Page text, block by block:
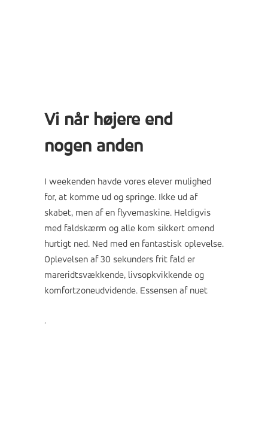
Vi når højere end
nogen anden
I weekenden havde vores elever mulighed
for, at komme ud og springe. Ikke ud af
skabet, men af en flyvemaskine. Heldigvis
med faldskærm og alle kom sikkert omend
hurtigt ned. Ned med en fantastisk oplevelse.
Oplevelsen af 30 sekunders frit fald er
mareridtsvækkende, livsopkvikkende og
komfortzoneudvidende. Essensen af nuet
.